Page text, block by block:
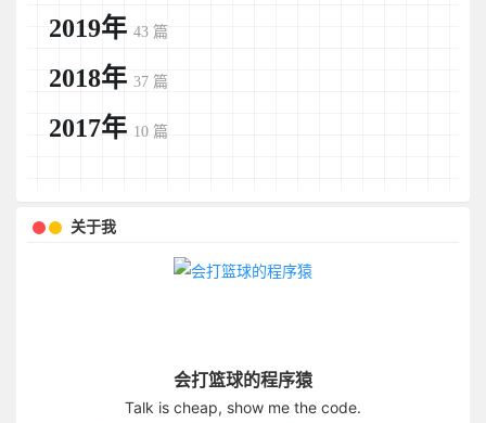
2019年 43 篇
2018年 37 篇
2017年 10 篇
关于我
会打篮球的程序猿
Talk is cheap, show me the code.